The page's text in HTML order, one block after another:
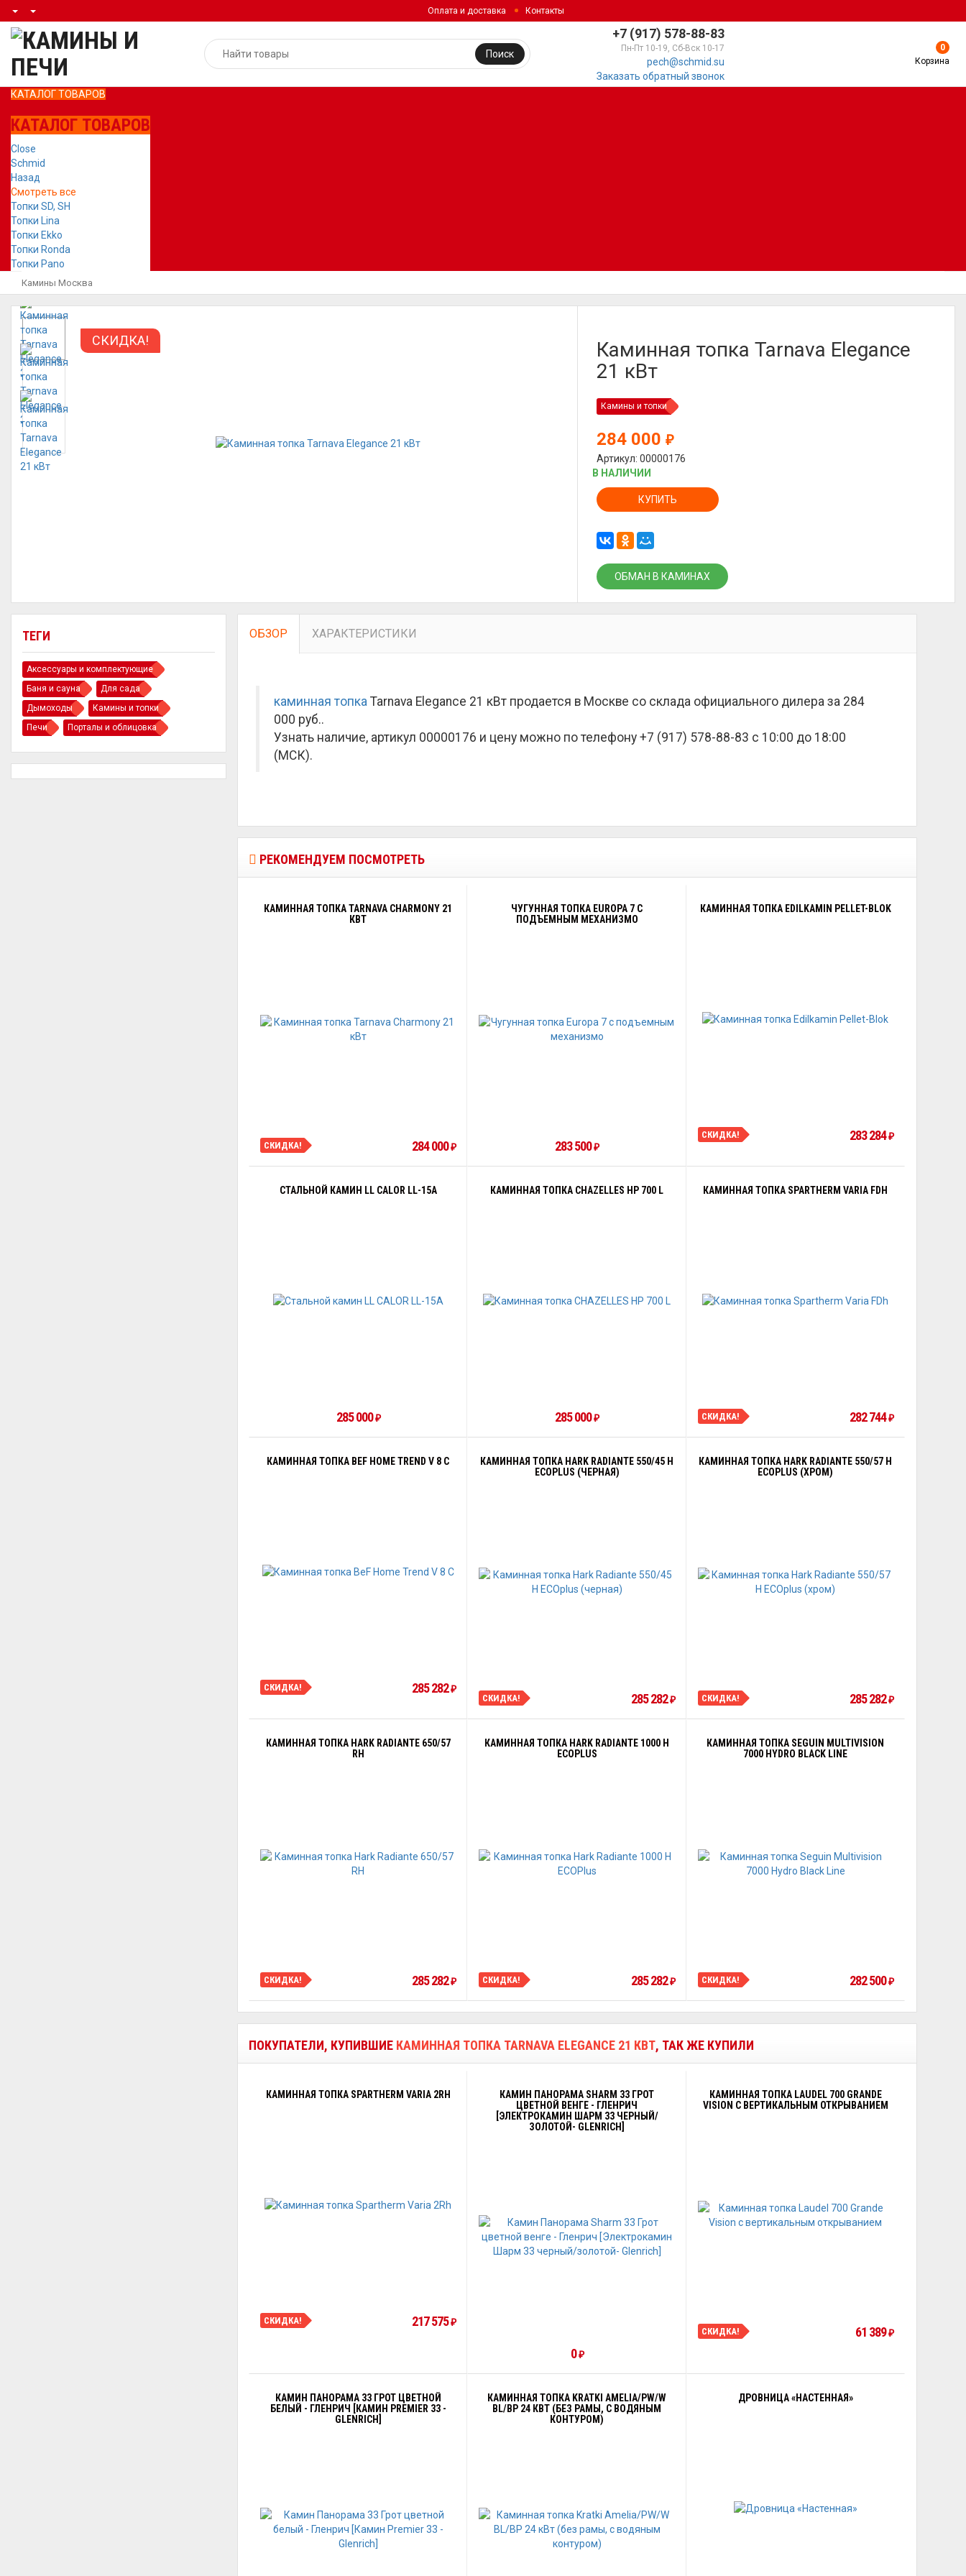
Оплата и доставка Контакты
+7 (917) 578-88-83
Пн-Пт 10-19, Сб-Вск 10-17
pech@schmid.su
Заказать обратный звонок
Поиск
0
Корзина
КАТАЛОГ ТОВАРОВ
КАТАЛОГ ТОВАРОВ
Close
Schmid
Назад
Смотреть все
Топки SD, SH
Топки Lina
Топки Ekko
Топки Ronda
Топки Pano
Камины Москва
СКИДКА!
Каминная топка Tarnava Elegance
21 кВт
Камины и топки
284 000₽
Артикул: 00000176
В НАЛИЧИИ
КУПИТЬ
ОБМАН В КАМИНАХ
ТЕГИ
Аксессуары и комплектующие
Баня и сауна
Для сада
Дымоходы
Камины и топки
Печи
Порталы и облицовка
ОБЗОР ХАРАКТЕРИСТИКИ
каминная топка Tarnava Elegance 21 кВт продается в Москве со склада официального дилера за 284
000 руб..
Узнать наличие, артикул 00000176 и цену можно по телефону +7 (917) 578-88-83 с 10:00 до 18:00
(МСК).
РЕКОМЕНДУЕМ ПОСМОТРЕТЬ
КАМИННАЯ ТОПКА TARNAVA CHARMONY 21
КВТ
СКИДКА! 284 000₽
ЧУГУННАЯ ТОПКА EUROPA 7 С
ПОДЪЕМНЫМ МЕХАНИЗМО
283 500₽
КАМИННАЯ ТОПКА EDILKAMIN PELLET-BLOK
СКИДКА! 283 284₽
СТАЛЬНОЙ КАМИН LL CALOR LL-15A
285 000₽
КАМИННАЯ ТОПКА CHAZELLES HP 700 L
285 000₽
КАМИННАЯ ТОПКА SPARTHERM VARIA FDH
СКИДКА! 282 744₽
КАМИННАЯ ТОПКА BEF HOME TREND V 8 C
СКИДКА! 285 282₽
КАМИННАЯ ТОПКА HARK RADIANTE 550/45 H
ECOPLUS (ЧЕРНАЯ)
СКИДКА! 285 282₽
КАМИННАЯ ТОПКА HARK RADIANTE 550/57 H
ECOPLUS (ХРОМ)
СКИДКА! 285 282₽
КАМИННАЯ ТОПКА HARK RADIANTE 650/57
RH
СКИДКА! 285 282₽
КАМИННАЯ ТОПКА HARK RADIANTE 1000 H
ECOPLUS
СКИДКА! 285 282₽
КАМИННАЯ ТОПКА SEGUIN MULTIVISION
7000 HYDRO BLACK LINE
СКИДКА! 282 500₽
ПОКУПАТЕЛИ, КУПИВШИЕ КАМИННАЯ ТОПКА TARNAVA ELEGANCE 21 КВТ, ТАК ЖЕ КУПИЛИ
КАМИННАЯ ТОПКА SPARTHERM VARIA 2RH
СКИДКА! 217 575₽
КАМИН ПАНОРАМА SHARM 33 ГРОТ
ЦВЕТНОЙ ВЕНГЕ - ГЛЕНРИЧ
[ЭЛЕКТРОКАМИН ШАРМ 33 ЧЕРНЫЙ/
ЗОЛОТОЙ- GLENRICH]
0₽
КАМИННАЯ ТОПКА LAUDEL 700 GRANDE
VISION С ВЕРТИКАЛЬНЫМ ОТКРЫВАНИЕМ
СКИДКА! 61 389₽
КАМИН ПАНОРАМА 33 ГРОТ ЦВЕТНОЙ
БЕЛЫЙ - ГЛЕНРИЧ [КАМИН PREMIER 33 -
GLENRICH]
КАМИННАЯ ТОПКА KRATKI AMELIA/PW/W
BL/BP 24 КВТ (БЕЗ РАМЫ, С ВОДЯНЫМ
КОНТУРОМ)
ДРОВНИЦА «НАСТЕННАЯ»